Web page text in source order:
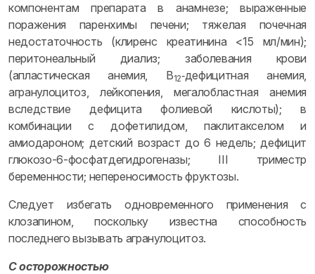
компонентам препарата в анамнезе; выраженные
поражения паренхимы печени; тяжелая почечная
недостаточность (клиренс креатинина <15 мл/мин);
перитонеальный диализ; заболевания крови
(апластическая анемия, B12‑дефицитная анемия,
агранулоцитоз, лейкопения, мегалобластная анемия
вследствие дефицита фолиевой кислоты); в
комбинации с дофетилидом, паклитакселом и
амиодароном; детский возраст до 6 недель; дефицит
глюкозо-6-фосфатдегидрогеназы; III триместр
беременности; непереносимость фруктозы.
Следует избегать одновременного применения с
клозапином, поскольку известна способность
последнего вызывать агранулоцитоз.
С осторожностью